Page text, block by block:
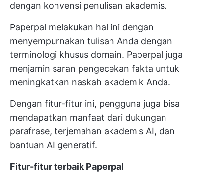
dengan konvensi penulisan akademis.
Paperpal melakukan hal ini dengan
menyempurnakan tulisan Anda dengan
terminologi khusus domain. Paperpal juga
menjamin saran pengecekan fakta untuk
meningkatkan naskah akademik Anda.
Dengan fitur-fitur ini, pengguna juga bisa
mendapatkan manfaat dari dukungan
parafrase, terjemahan akademis AI, dan
bantuan AI generatif.
Fitur-fitur terbaik Paperpal